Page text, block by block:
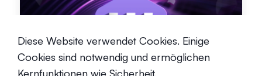
Was ist Ultra (UOS)?
Diese Website verwendet Cookies. Einige
Cookies sind notwendig und ermöglichen
Kernfunktionen wie Sicherheit,